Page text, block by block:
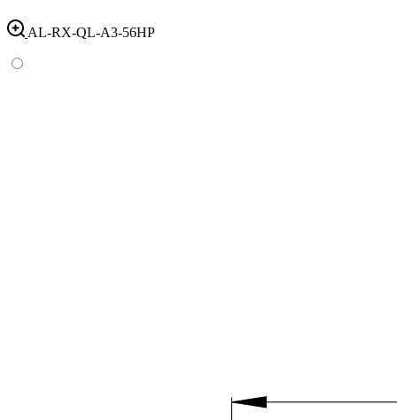
AL-RX-QL-A3-56HP